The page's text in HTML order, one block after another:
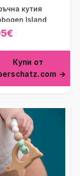
кутия
Island
Купи от
→